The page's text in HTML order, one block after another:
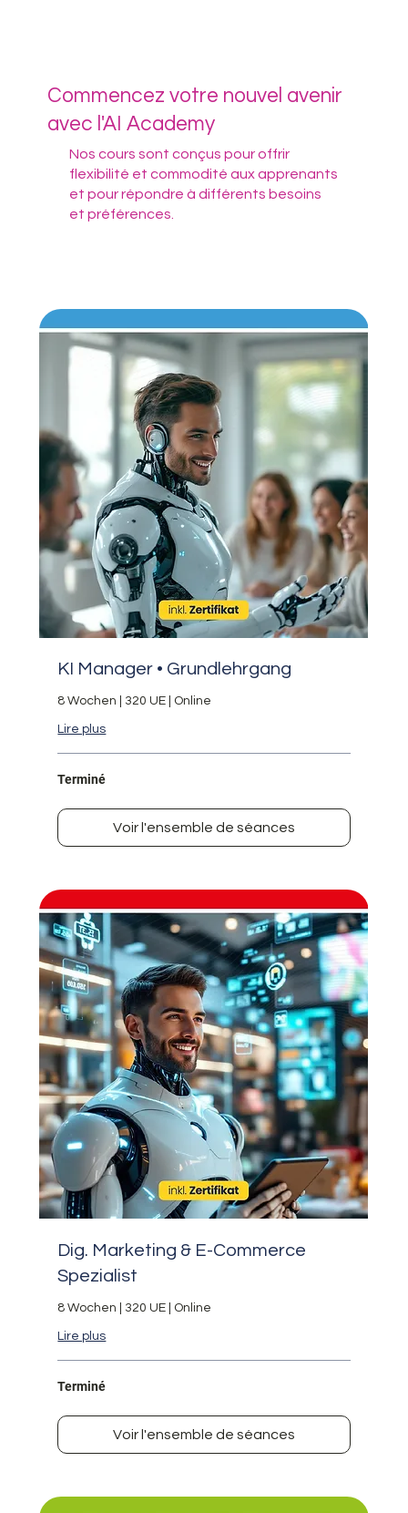
Commencez votre nouvel avenir
avec l'AI Academy
Nos cours sont conçus pour offrir
flexibilité et commodité aux apprenants
et pour répondre à différents besoins
et préférences.
KI Manager • Grundlehrgang
8 Wochen | 320 UE | Online
Lire plus
Terminé
Voir l'ensemble de séances
Dig. Marketing & E-Commerce
Spezialist
8 Wochen | 320 UE | Online
Lire plus
Terminé
Voir l'ensemble de séances